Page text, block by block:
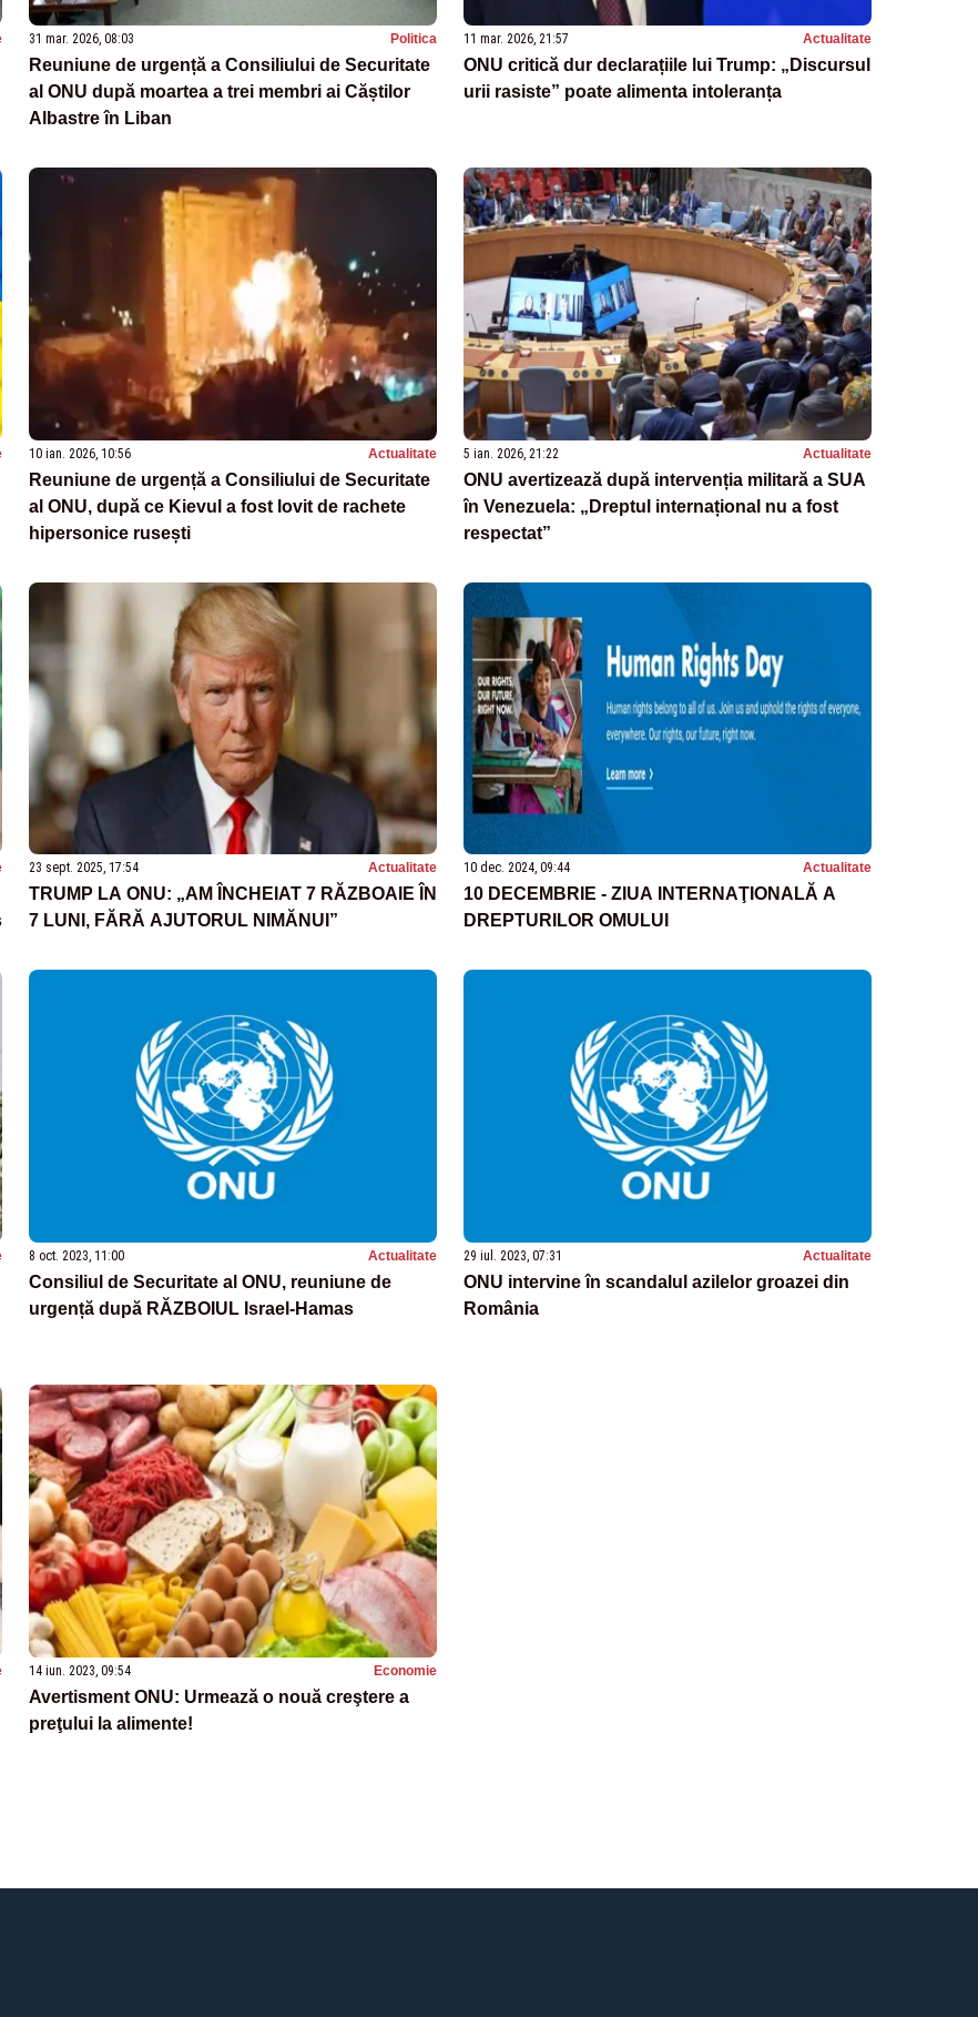
31 mar. 2026, 08:03 Politica
Reuniune de urgență a Consiliului de Securitate
al ONU după moartea a trei membri ai Căștilor
Albastre în Liban
11 mar. 2026, 21:57 Actualitate
ONU critică dur declarațiile lui Trump: „Discursul
urii rasiste” poate alimenta intoleranța
10 ian. 2026, 10:56 Actualitate
Reuniune de urgență a Consiliului de Securitate
al ONU, după ce Kievul a fost lovit de rachete
hipersonice rusești
5 ian. 2026, 21:22 Actualitate
ONU avertizează după intervenția militară a SUA
în Venezuela: „Dreptul internațional nu a fost
respectat”
23 sept. 2025, 17:54 Actualitate
TRUMP LA ONU: „AM ÎNCHEIAT 7 RĂZBOAIE ÎN
7 LUNI, FĂRĂ AJUTORUL NIMĂNUI”
10 dec. 2024, 09:44 Actualitate
10 DECEMBRIE - ZIUA INTERNAŢIONALĂ A
DREPTURILOR OMULUI
8 oct. 2023, 11:00 Actualitate
Consiliul de Securitate al ONU, reuniune de
urgență după RĂZBOIUL Israel-Hamas
29 iul. 2023, 07:31 Actualitate
ONU intervine în scandalul azilelor groazei din
România
14 iun. 2023, 09:54 Economie
Avertisment ONU: Urmează o nouă creştere a
preţului la alimente!